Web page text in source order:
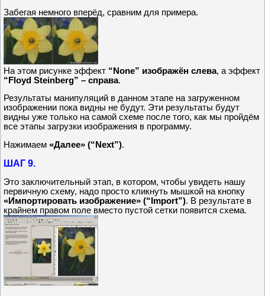
Забегая немного вперёд, сравним для примера.
На этом рисунке эффект “None” изображён слева, а эффект
“Floyd Steinberg” – справа.
Результаты манипуляций в данном этапе на загруженном
изображении пока видны не будут. Эти результаты будут
видны уже только на самой схеме после того, как мы пройдём
все этапы загрузки изображения в программу.
Нажимаем «Далее» (“Next”).
ШАГ 9.
Это заключительный этап, в котором, чтобы увидеть нашу
первичную схему, надо просто кликнуть мышкой на кнопку
«Импортировать изображение» (“Import”). В результате в
крайнем правом поле вместо пустой сетки появится схема.